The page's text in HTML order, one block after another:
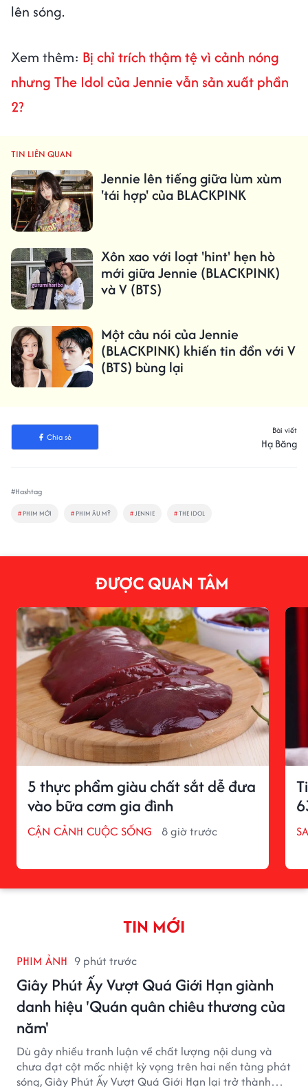
lên sóng.
Xem thêm: Bị chỉ trích thậm tệ vì cảnh nóng
nhưng The Idol của Jennie vẫn sản xuất phần
2?
TIN LIÊN QUAN
Jennie lên tiếng giữa lùm xùm
'tái hợp' của BLACKPINK
Xôn xao với loạt 'hint' hẹn hò
mới giữa Jennie (BLACKPINK)
và V (BTS)
Một câu nói của Jennie
(BLACKPINK) khiến tin đồn với V
(BTS) bùng lại
Chia sẻ
Bài viết
Hạ Băng
#Hashtag
# PHIM MỚI # PHIM ÂU MỸ #JENNIE #THE IDOL
ĐƯỢC QUAN TÂM
5 thực phẩm giàu chất sắt dễ đưa
vào bữa cơm gia đình
CẬN CẢNH CUỘC SỐNG 8 giờ trước
TIN MỚI
PHIM ẢNH 9 phút trước
Giây Phút Ấy Vượt Quá Giới Hạn giành
danh hiệu 'Quán quân chiêu thương của
năm'
Dù gây nhiều tranh luận về chất lượng nội dung và
chưa đạt cột mốc nhiệt kỳ vọng trên hai nền tảng phát
sóng, Giây Phút Ấy Vượt Quá Giới Hạn lại trở thành